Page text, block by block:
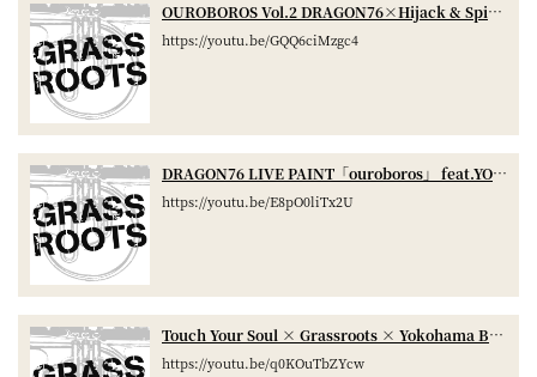
OUROBOROS Vol.2 DRAGON76×Hijack & Spinmaster A-1
https://youtu.be/GQQ6ciMzgc4
DRAGON76 LIVE PAINT「ouroboros」 feat.YOKOHAMA BREWERY
https://youtu.be/E8pO0liTx2U
Touch Your Soul × Grassroots × Yokohama Brewery LivePaint DRAGON76 × KAZ
https://youtu.be/q0KOuTbZYcw